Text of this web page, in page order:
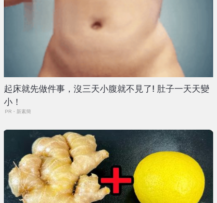
起床就先做件事，沒三天小腹就不見了! 肚子一天天變
小！
PR・新素簡